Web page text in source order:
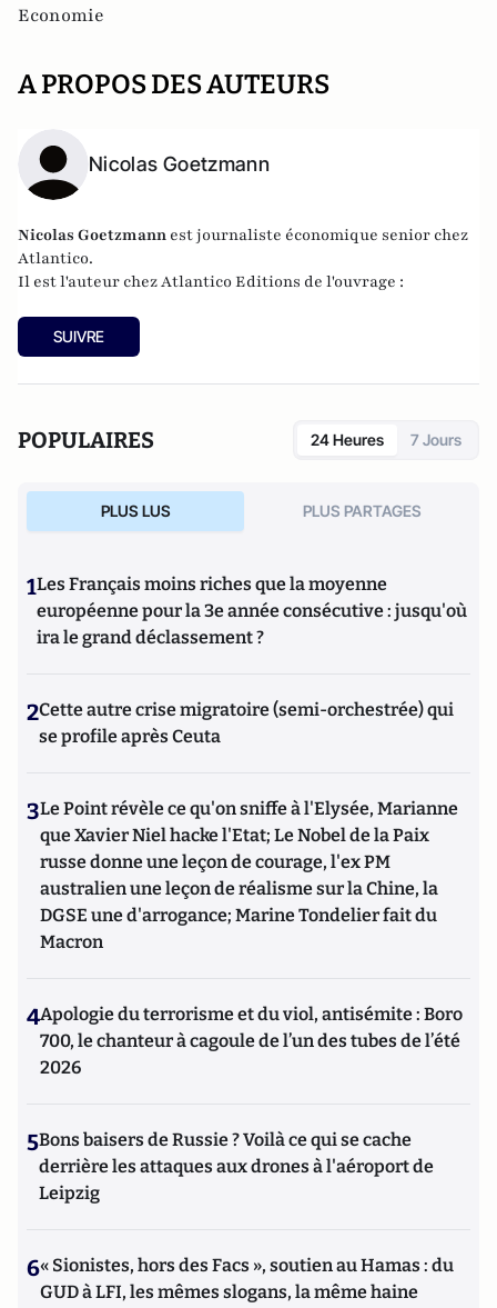
Economie
A PROPOS DES AUTEURS
Nicolas Goetzmann
Nicolas Goetzmann est journaliste économique senior chez
Atlantico.
Il est l'auteur chezAtlantico Editions de l'ouvrage :
SUIVRE
POPULAIRES 24 Heures 7 Jours
PLUS LUS PLUS PARTAGES
1Les Français moins riches que la moyenne
européenne pour la 3e année consécutive : jusqu'où
ira le grand déclassement ?
2Cette autre crise migratoire (semi-orchestrée) qui
se profile après Ceuta
3Le Point révèle ce qu'on sniffe à l'Elysée, Marianne
que Xavier Niel hacke l'Etat; Le Nobel de la Paix
russe donne une leçon de courage, l'ex PM
australien une leçon de réalisme sur la Chine, la
DGSE une d'arrogance; Marine Tondelier fait du
Macron
4Apologie du terrorisme et du viol, antisémite : Boro
700, le chanteur à cagoule de l’un des tubes de l’été
2026
5Bons baisers de Russie ? Voilà ce qui se cache
derrière les attaques aux drones à l'aéroport de
Leipzig
6« Sionistes, hors des Facs », soutien au Hamas : du
GUD à LFI, les mêmes slogans, la même haine